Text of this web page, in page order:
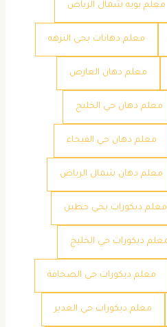
معلم بويه شمال الرياض
معلم دهانات بحي النزهه
معلم دهان العارض
معلم دهان حي الخليج
معلم دهان حي الفيحاء
معلم دهان شمال الرياض
معلم ديكورات بحي حطين
ديكورات حي الخليج
معلم ديكورات حي الصحافة
معلم ديكورات حي الغدير